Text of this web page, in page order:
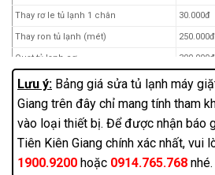
Thay rơ le tủ lạnh 1 chân 30.000đ
Thay ron tủ lạnh (mét) 250.000đ
Quạt tủ lạnh cơ
Quạt tủ lạnh board
Quạt dàn lạnh
Quạt dàn nóng
Quạt tủ side by side
Quạt tản nhiệt 140.000đ
Lưu ý: Bảng giá sửa tủ lạnh máy
Giang trên đây chỉ mang tính tham
vào loại thiết bị. Để được nhận báo
Tiên Kiên Giang chính xác nhất, vui
1900.9200 hoặc 0914.765.768 nhé.